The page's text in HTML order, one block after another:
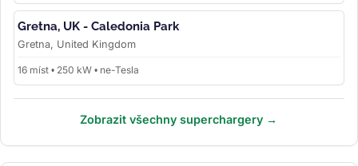
Gretna, UK - Caledonia Park
Gretna, United Kingdom
16 míst • 250 kW • ne-Tesla
Zobrazit všechny superchargery →